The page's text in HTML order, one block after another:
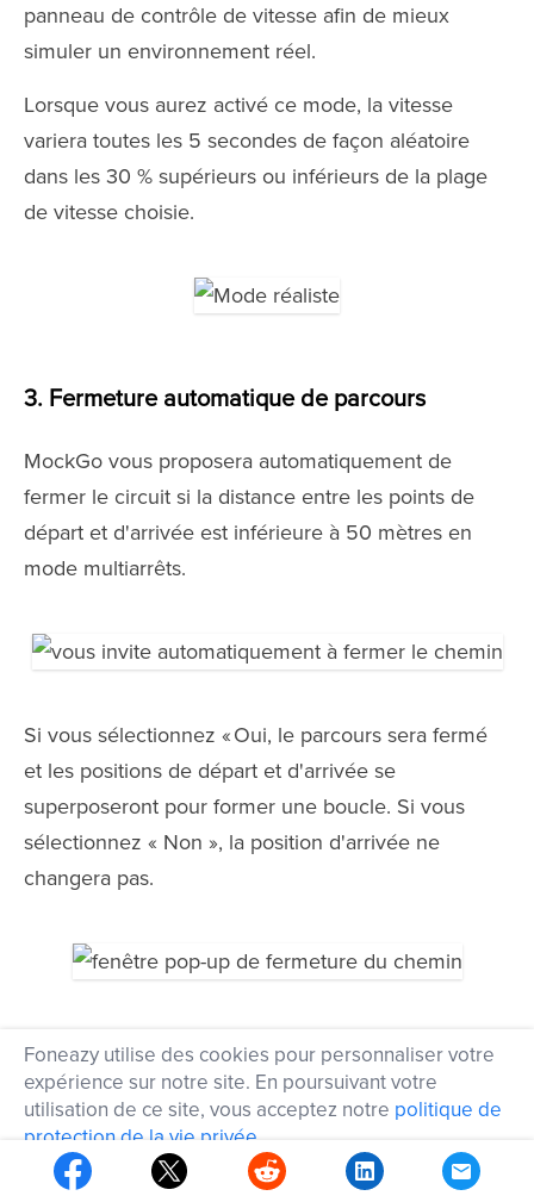
panneau de contrôle de vitesse afin de mieux
simuler un environnement réel.
Lorsque vous aurez activé ce mode, la vitesse
variera toutes les 5 secondes de façon aléatoire
dans les 30 % supérieurs ou inférieurs de la plage
de vitesse choisie.
3. Fermeture automatique de parcours
MockGo vous proposera automatiquement de
fermer le circuit si la distance entre les points de
départ et d'arrivée est inférieure à 50 mètres en
mode multiarrêts.
Si vous sélectionnez « Oui, le parcours sera fermé
et les positions de départ et d'arrivée se
superposeront pour former une boucle. Si vous
sélectionnez « Non », la position d'arrivée ne
changera pas.
Le circuit forme maintenant une boucle, puisque
vous avez sélectionné "Oui" dans la fenêtre
contextuelle.
Foneazy utilise des cookies pour personnaliser votre
expérience sur notre site. En poursuivant votre
utilisation de ce site, vous acceptez notre politique de
protection de la vie privée
OK